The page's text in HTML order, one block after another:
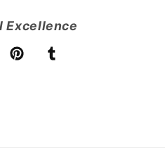
Excellence
PinterestTumblr